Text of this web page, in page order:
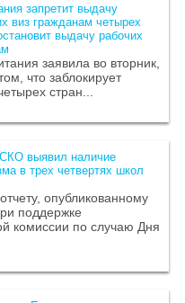
запретит выдачу
виз гражданам четырех
выдачу рабочих
заявила во вторник,
что заблокирует
стран...
выявил наличие
в трех четвертях школ
опубликованному
поддержке
комиссии по случаю Дня